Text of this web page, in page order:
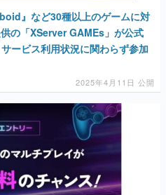
』など30種以上のゲームに対
の「XServer GAMEs」が公式
ービス利用状況に関わらず参加
2025年4月11日 公開